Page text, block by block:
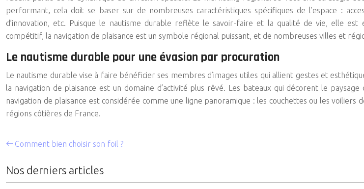
performant, cela doit se baser sur de nombreuses caractéristiques spécifiques de l’espace :
d’innovation, etc. Puisque le
nautisme durable reflète le savoir-faire et la qualité de vie, elle est
compétitif, la navigation de plaisance est un symbole régional puissant, et de nombreuses villes et
Le nautisme durable pour une évasion par procuration
Le nautisme durable vise à faire bénéficier ses membres d’images utiles qui allient gestes et
la navigation de plaisance est un domaine d’activité plus rêvé. Les bateaux qui décorent le
navigation de plaisance est considérée comme une ligne panoramique : les couchettes ou les
régions côtières de France.
Comment bien choisir son foil ?
Nos derniers articles